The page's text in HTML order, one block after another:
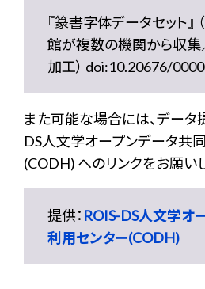
『篆書字体データセット
館が複数の機関から収集
加工） doi:10.20676/
また可能な場合には、データ
DS人文学オープンデータ共
(CODH) へのリンクをお願いし
提供： ROIS-DS人文学オ
利用センター(CODH)